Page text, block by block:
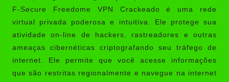
F-Secure Freedome VPN Crackeado é uma rede
virtual privada poderosa e intuitiva. Ele protege sua
atividade on-line de hackers, rastreadores e outras
ameaças cibernéticas criptografando seu tráfego de
internet. Ele permite que você acesse informações
que são restritas regionalmente e navegue na internet